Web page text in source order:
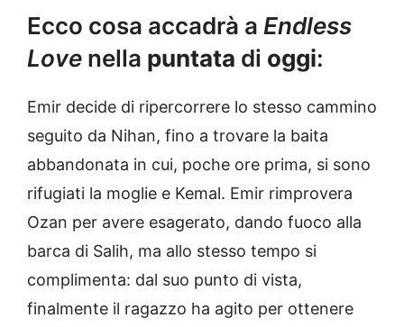
Ecco cosa accadrà a Endless
Love nella puntata di oggi:
Emir decide di ripercorrere lo stesso cammino
seguito da Nihan, fino a trovare la baita
abbandonata in cui, poche ore prima, si sono
rifugiati la moglie e Kemal. Emir rimprovera
Ozan per avere esagerato, dando fuoco alla
barca di Salih, ma allo stesso tempo si
complimenta: dal suo punto di vista,
finalmente il ragazzo ha agito per ottenere